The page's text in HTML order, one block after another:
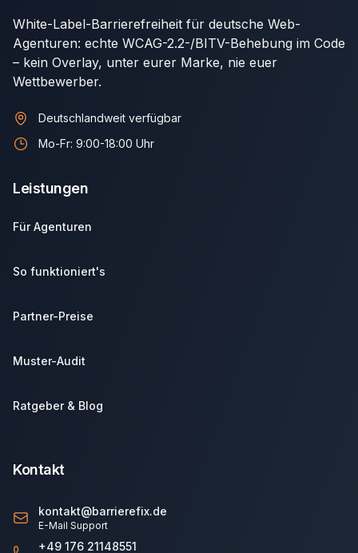
White-Label-Barrierefreiheit für deutsche Web-
Agenturen: echte WCAG-2.2-/BITV-Behebung im Code
– kein Overlay, unter eurer Marke, nie euer
Wettbewerber.
Deutschlandweit verfügbar
Mo-Fr: 9:00-18:00 Uhr
Leistungen
Für Agenturen
So funktioniert's
Partner-Preise
Muster-Audit
Ratgeber & Blog
Kontakt
kontakt@barrierefix.de
E-Mail Support
+49 176 21148551